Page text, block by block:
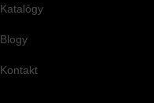
Katalógy
Blogy
Kontakt